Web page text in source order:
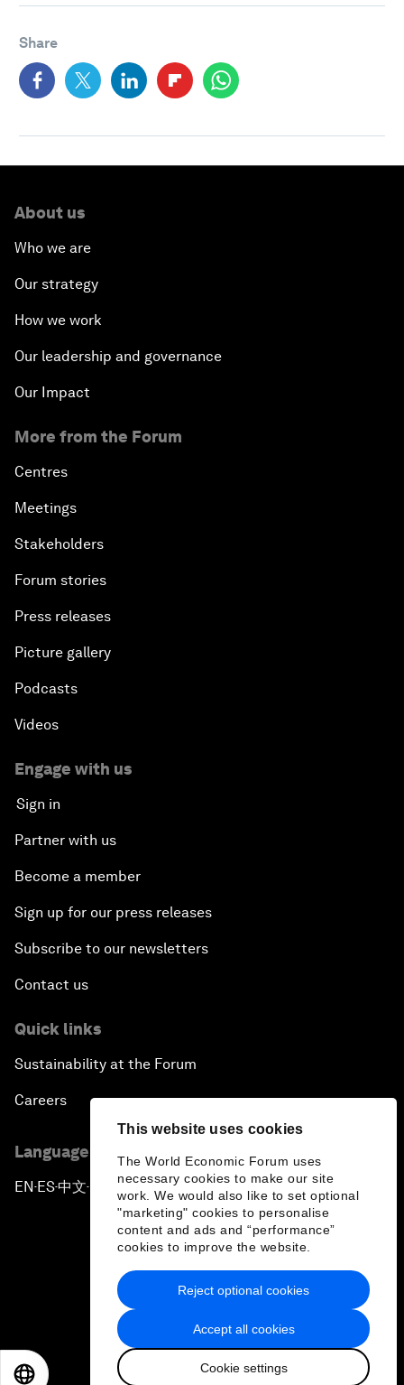
This website uses cookies
The World Economic Forum uses
necessary cookies to make our site
work. We would also like to set optional
"marketing" cookies to personalise
content and ads and “performance”
cookies to improve the website.
Accept all cookies
Cookie settings
Reject optional cookies
Share
About us
Who we are
Our strategy
How we work
Our leadership and governance
Our Impact
More from the Forum
Centres
Meetings
Stakeholders
Forum stories
Press releases
Picture gallery
Podcasts
Videos
Engage with us
Sign in
Partner with us
Become a member
Sign up for our press releases
Subscribe to our newsletters
Contact us
Quick links
Sustainability at the Forum
Careers
Language editions
EN ▪ES▪中文▪ 日本語
Privacy Policy & Terms of Service
Sitemap
2026 World Economic Forum
日本語